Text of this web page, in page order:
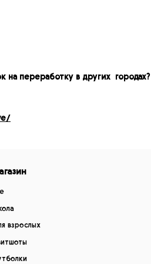
на переработку в других городах?
взрослых